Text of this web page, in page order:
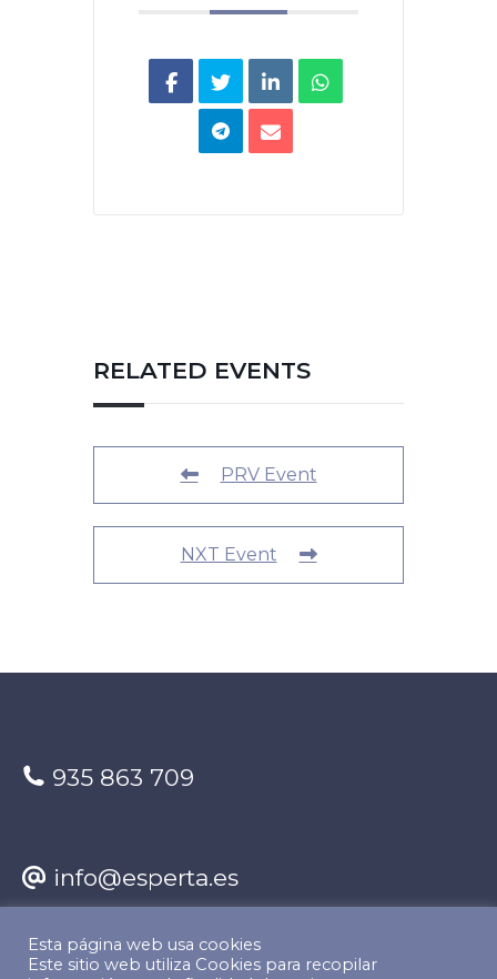
RELATED EVENTS
PRV Event
NXT Event
935 863 709
info@esperta.es
Encuéntranos en:
Esta página web usa cookies
Este sitio web utiliza Cookies para recopilar